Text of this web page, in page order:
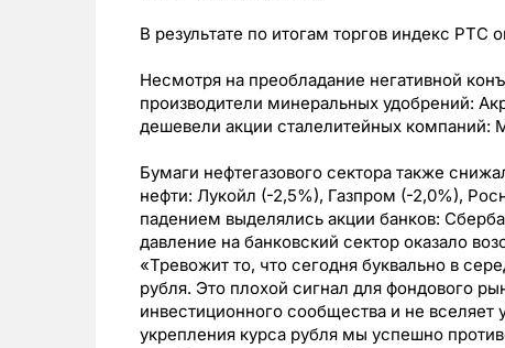
В результате по итогам торгов индекс
Несмотря на преобладание негативной
производители минеральных удобрений:
дешевели акции сталелитейных
Бумаги нефтегазового сектора также
нефти: Лукойл (-2,5%), Газпром (-2,0%),
падением выделялись акции банков:
давление на банковский сектор оказало
«Тревожит то, что сегодня буквально в
рубля. Это плохой сигнал для фондового
инвестиционного сообщества и не
укрепления курса рубля мы успешно